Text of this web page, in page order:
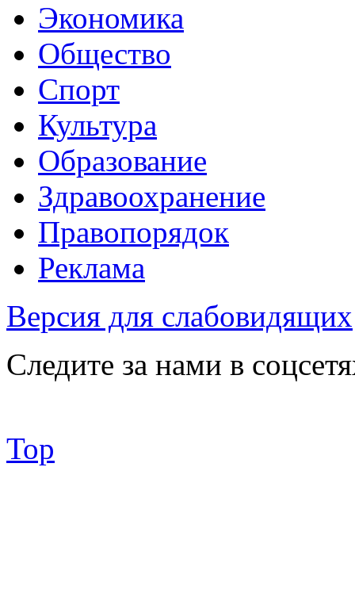
Экономика
Общество
Спорт
Культура
Образование
Здравоохранение
Правопорядок
Реклама
Версия для слабовидящих
Следите за нами в
Top